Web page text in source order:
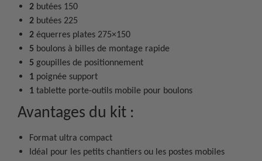
2 butées 150
2 butées 225
2 équerres plates 275×150
5 boulons à billes de montage rapide
5 goupilles de positionnement
1 poignée support
1 tablette porte-outils mobile pour boulons
Avantages du kit :
Format ultra compact
Idéal pour les petits chantiers ou les postes mobiles